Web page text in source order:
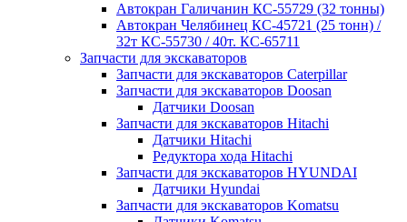
Автокран Галичанин КС-55729 (32 тонны)
Автокран Челябинец КС-45721 (25 тонн) /
32т КС-55730 / 40т. КС-65711
Запчасти для экскаваторов
Запчасти для экскаваторов Caterpillar
Запчасти для экскаваторов Doosan
Датчики Doosan
Запчасти для экскаваторов Hitachi
Датчики Hitachi
Редуктора хода Hitachi
Запчасти для экскаваторов HYUNDAI
Датчики Hyundai
Запчасти для экскаваторов Komatsu